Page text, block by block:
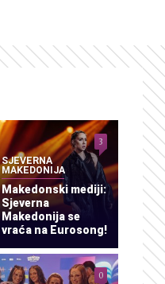
SJEVERNA
MAKEDONIJA
Makedonski mediji:
Sjeverna
Makedonija se
vraća na Eurosong!
3
0